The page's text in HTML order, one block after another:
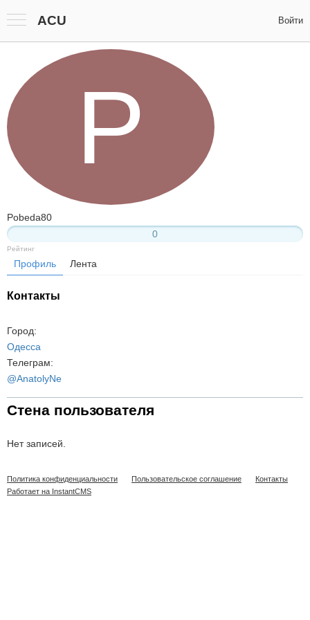
ACU Войти
P
Pobeda80
0
Рейтинг
Профиль Лента
Контакты
Город:
Одесса
Телеграм:
@AnatolyNe
Стена пользователя
Нет записей.
Политика конфиденциальности Пользовательское соглашение
Контакты
Работает на InstantCMS